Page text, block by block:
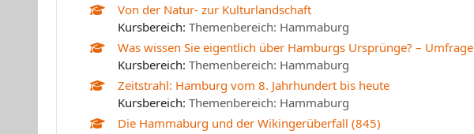
Von der Natur- zur Kulturlandschaft
Kursbereich: Themenbereich: Hammaburg
Was wissen Sie eigentlich über Hamburgs Ursprünge? – Umfrage
Kursbereich: Themenbereich: Hammaburg
Zeitstrahl: Hamburg vom 8. Jahrhundert bis heute
Kursbereich: Themenbereich: Hammaburg
Die Hammaburg und der Wikingerüberfall (845)